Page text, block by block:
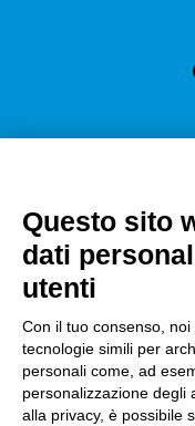
Sede Legale
Registro Imprese
R.E.A. CCIAA BI
Questo sito
dati
utenti
Con il tuo consenso,
tecnologie simili per
personali come, ad
personalizzazione degli
alla privacy, è possibile